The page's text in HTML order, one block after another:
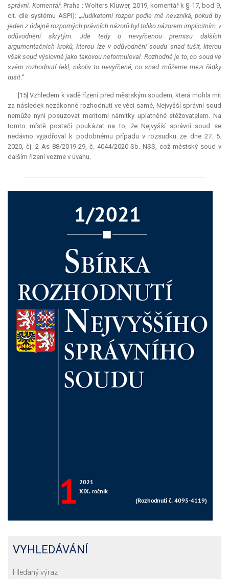
správní. Komentář. Praha : Wolters Kluwer, 2019, komentář k § 17, bod 9,
cit. dle systému ASPI): „Judikatorní rozpor podle mě nevzniká, pokud by
jeden z údajně rozporných právních názorů byl toliko názorem implicitním, v
odůvodnění skrytým. Jde tedy o nevyřčenou premisu dalších
argumentačních kroků, kterou lze v odůvodnění soudu snad tušit, kterou
však soud výslovně jako takovou neformuloval. Rozhodné je to, co soud ve
svém rozhodnutí řekl, nikoliv to nevyřčené, co snad můžeme mezi řádky
tušit.“
[15] Vzhledem k vadě řízení před městským soudem, která mohla mít
za následek nezákonné rozhodnutí ve věci samé, Nejvyšší správní soud
nemůže nyní posuzovat meritornínámitky uplatněné stěžovatelem. Na
tomto místě postačí poukázat na to, že Nejvyšší správní soud se
nedávno vyjadřoval k podobnému případu v rozsudku ze dne 27. 5.
2020, čj. 2 As 88/2019-29, č. 4044/2020 Sb. NSS, což městský soud v
dalším řízení vezme v úvahu.
VYHLEDÁVÁNÍ
Hledaný výraz